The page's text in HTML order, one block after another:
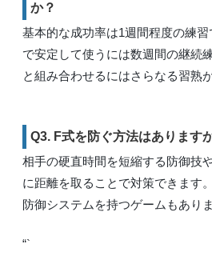
か？
基本的な成功率は1週間程度の練
で安定して使うには数週間の継続
と組み合わせるにはさらなる習熟
Q3. F式を防ぐ方法はあります
相手の硬直時間を短縮する防御技
に距離を取ることで対策できます
防御システムを持つゲームもありま
“`